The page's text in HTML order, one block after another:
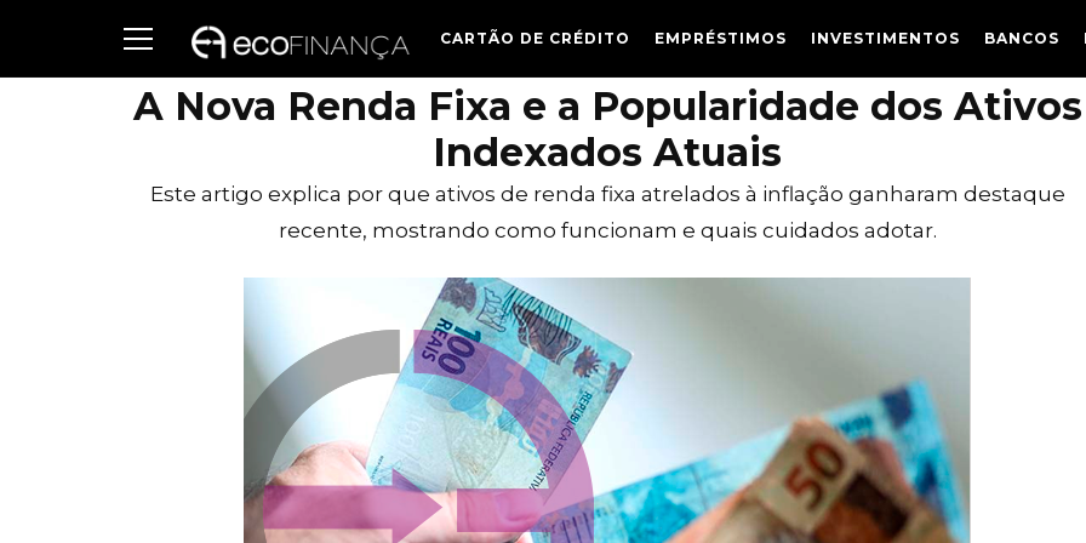
CARTÃO DE CRÉDITO EMPRÉSTIMOS INVESTIMENTOS BANCOS
A Nova Renda Fixa e a Popularidade dos Ativos
Indexados Atuais
Este artigo explica por que ativos de renda fixa atrelados à inflação ganharam destaque
recente, mostrando como funcionam e quais cuidados adotar.